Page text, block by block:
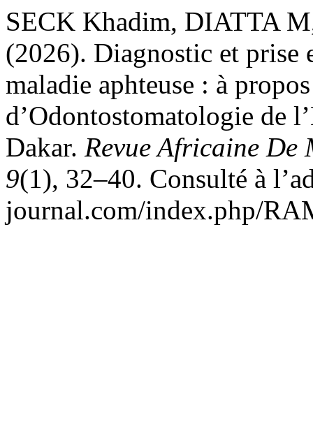
SECK Khadim, DIATTA
(2026). Diagnostic et prise
maladie aphteuse : à
d’Odontostomatologie de
Dakar. Revue Africaine De
9(1), 32–40. Consulté à
journal.com/index.php/